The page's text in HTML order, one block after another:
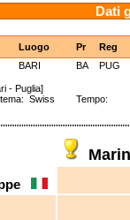
Dati
Luogo Pr
Reg
BARI BA
PUG
- Puglia]
Swiss Tempo: